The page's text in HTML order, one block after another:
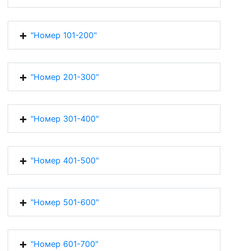
"Номер 101-200"
"Номер 201-300"
"Номер 301-400"
"Номер 401-500"
"Номер 501-600"
"Номер 601-700"